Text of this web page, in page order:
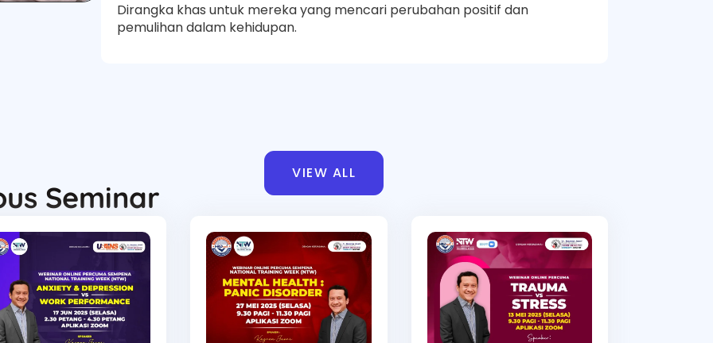
Dirangka khas untuk mereka yang mencari perubahan positif dan
pemulihan dalam kehidupan.
Seminar
VIEW ALL